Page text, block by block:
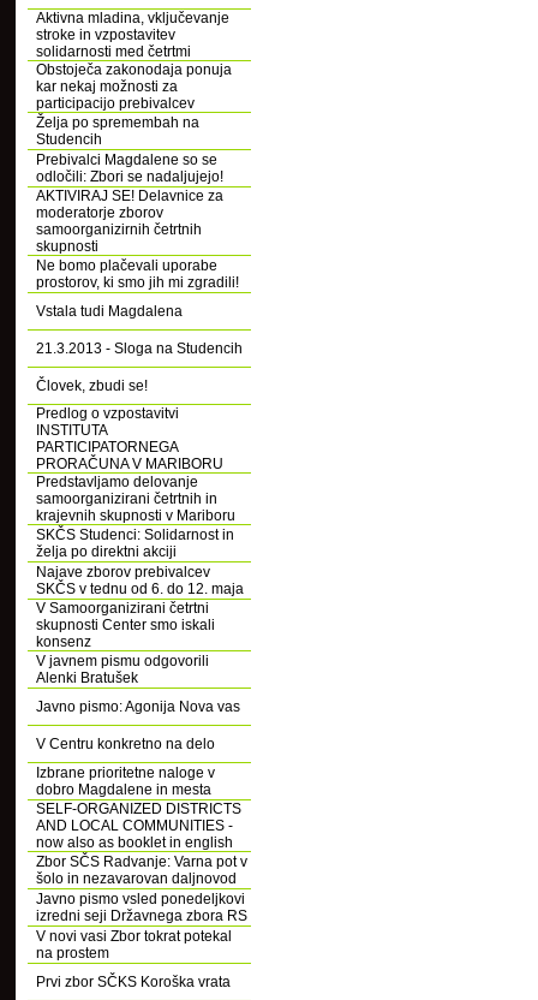
Aktivna mladina, vključevanje
stroke in vzpostavitev
solidarnosti med četrtmi
Obstoječa zakonodaja ponuja
kar nekaj možnosti za
participacijo prebivalcev
Želja po spremembah na
Studencih
Prebivalci Magdalene so se
odločili: Zbori se nadaljujejo!
AKTIVIRAJ SE! Delavnice za
moderatorje zborov
samoorganizirnih četrtnih
skupnosti
Ne bomo plačevali uporabe
prostorov, ki smo jih mi zgradili!
Vstala tudi Magdalena
21.3.2013 - Sloga na Studencih
Človek, zbudi se!
Predlog o vzpostavitvi
INSTITUTA
PARTICIPATORNEGA
PRORAČUNA V MARIBORU
Predstavljamo delovanje
samoorganizirani četrtnih in
krajevnih skupnosti v Mariboru
SKČS Studenci: Solidarnost in
želja po direktni akciji
Najave zborov prebivalcev
SKČS v tednu od 6. do 12. maja
V Samoorganizirani četrtni
skupnosti Center smo iskali
konsenz
V javnem pismu odgovorili
Alenki Bratušek
Javno pismo: Agonija Nova vas
V Centru konkretno na delo
Izbrane prioritetne naloge v
dobro Magdalene in mesta
SELF-ORGANIZED DISTRICTS
AND LOCAL COMMUNITIES -
now also as booklet in english
Zbor SČS Radvanje: Varna pot v
šolo in nezavarovan daljnovod
Javno pismo vsled ponedeljkovi
izredni seji Državnega zbora RS
V novi vasi Zbor tokrat potekal
na prostem
Prvi zbor SČKS Koroška vrata